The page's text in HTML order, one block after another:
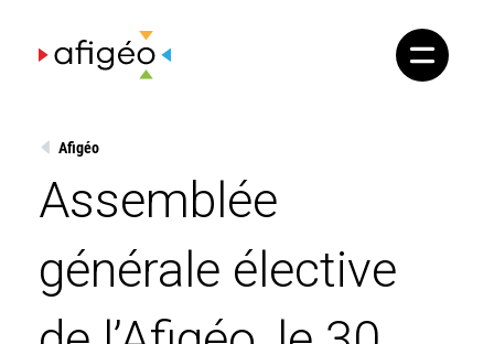
content
Afigéo
Assemblée
générale élective